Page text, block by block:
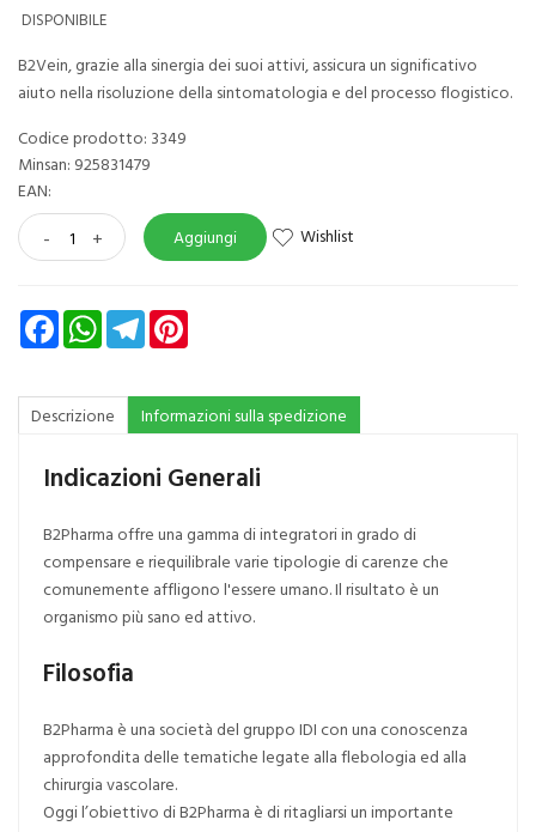
DISPONIBILE
B2Vein, grazie alla sinergia dei suoi attivi, assicura un significativo
aiuto nella risoluzione della sintomatologia e del processo flogistico.
Codice prodotto: 3349
Minsan: 925831479
EAN:
- + Aggiungi Wishlist
FacebookWhatsAppTelegram
Descrizione Informazioni sulla spedizione
Indicazioni Generali
B2Pharma offre una gamma di integratori in grado di
compensare e riequilibrale varie tipologie di carenze che
comunemente affligono l'essere umano. Il risultato è un
organismo più sano ed attivo.
Filosofia
B2Pharma è una società del gruppo IDI con una conoscenza
approfondita delle tematiche legate alla flebologia ed alla
chirurgia vascolare.
Oggi l’obiettivo di B2Pharma è di ritagliarsi un importante